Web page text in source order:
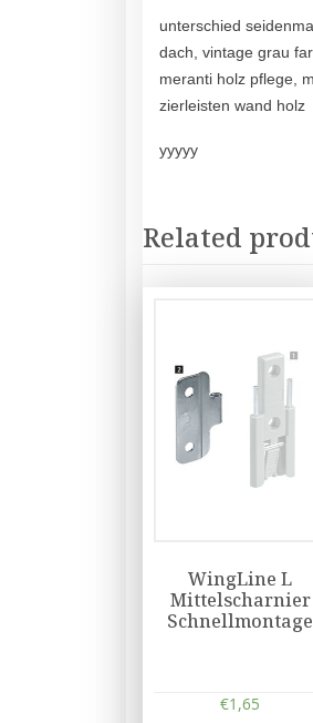
unterschied
dach, vintage grau
meranti holz pflege,
zierleisten wand holz
yyyyy
Related
WingLine L
Mittelscharnier
Schnellmontage
€1,65